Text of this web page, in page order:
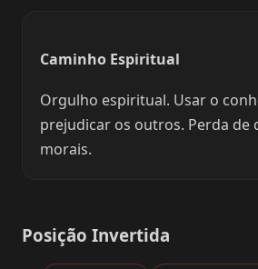
Caminho Espiritual
Orgulho espiritual. Usar o
prejudicar os outros. Perda de
morais.
Posição Invertida